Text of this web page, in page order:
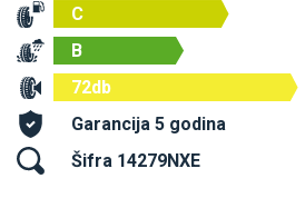
C
B
72db
Garancija 5 godina
Šifra 14279NXE